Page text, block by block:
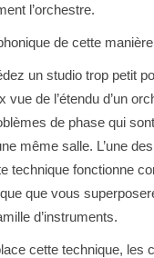
l’orchestre.
de cette
un studio trop petit
de l’étendu d’un
de phase qui
même salle. L’une
technique fonctionne
que vous
d’instruments.
cette technique, les